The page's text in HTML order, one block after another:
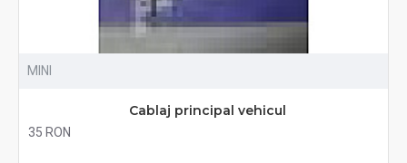
MINI
Cablaj principal vehicul
35 RON